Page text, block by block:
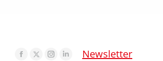
Newsletter